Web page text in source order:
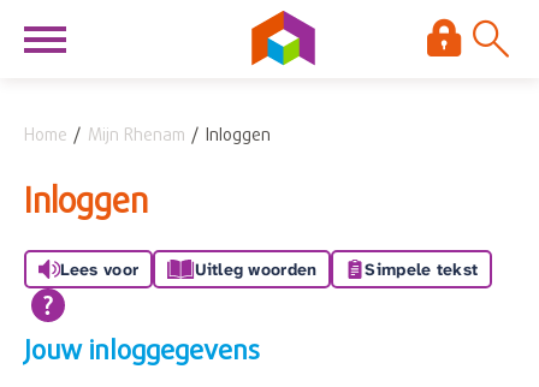
Naar hoofdinhoud
Naar hoofdnavigatiemenu
Naar zoeken
Naar de homepage
Ga naar Hoofd
Home Mijn Rhenam Inloggen
Inloggen
Lees voor Uitleg woorden Simpele tekst
Jouw inloggegevens